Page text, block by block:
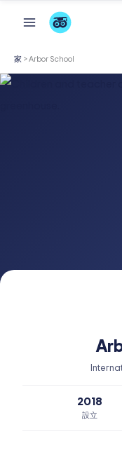
ス
家 >Arbor School
2018
設立